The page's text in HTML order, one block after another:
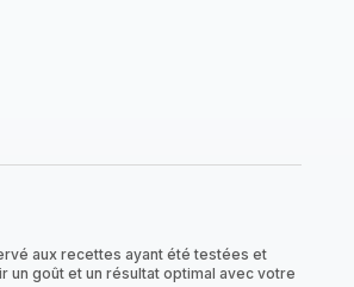
aux recettes ayant été testées et
un goût et un résultat optimal avec votre